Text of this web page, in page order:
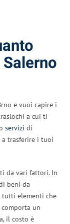
e vuoi capire i
a cui ti
servizi di
trasferire i tuoi
da vari fattori. In
beni da
elementi che
un
il costo è